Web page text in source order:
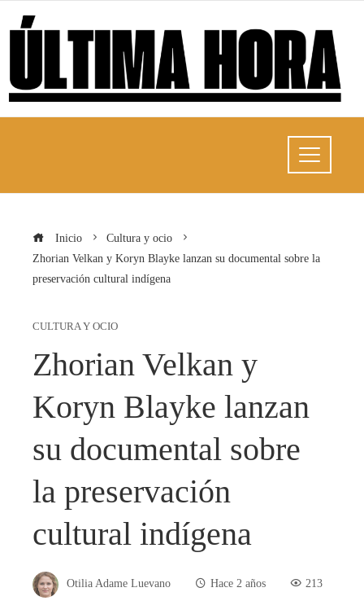
Inicio
Cultura y ocio
Zhorian Velkan y Koryn Blayke lanzan su documental sobre la
preservación cultural indígena
CULTURA Y OCIO
Zhorian Velkan y
Koryn Blayke lanzan
su documental sobre
la preservación
cultural indígena
Otilia Adame Luevano Hace 2 años 213